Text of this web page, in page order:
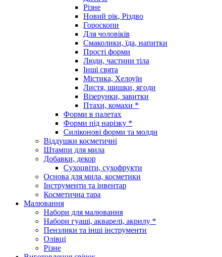
Різне
Новий рік, Різдво
Гороскопи
Для чоловіків
Смаколики, їда, напитки
Прості форми
Люди, частини тіла
Інші свята
Містика, Хелоуїн
Листя, шишки, ягоди
Візерунки, завитки
Птахи, комахи *
Форми в палетах
Форми під нарізку *
Силіконові форми та молди
Віддушки косметичні
Штампи для мила
Добавки, декор
Сухоцвіти, сухофрукти
Основа для мила, косметики
Інструменти та інвентар
Косметична тара
Малювання
Набори для малювання
Набори гуаші, акварелі, акрилу *
Пензлики та інші інструменти
Олівці
Різне